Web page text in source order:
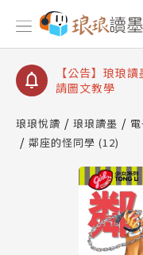
【公告】琅琅
【公告】琅琅
【公告】琅琅
請圖文教學
查詢
【公告】琅琅讀
琅琅悅讀 琅琅讀墨
鄰座的怪同學 (12)